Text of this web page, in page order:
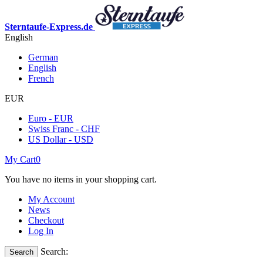
Sterntaufe-Express.de
English
German
English
French
EUR
Euro - EUR
Swiss Franc - CHF
US Dollar - USD
My Cart0
You have no items in your shopping cart.
My Account
News
Checkout
Log In
Search Search: